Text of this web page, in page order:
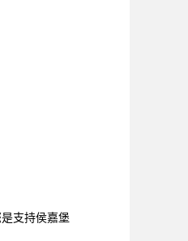
支持侯嘉堡